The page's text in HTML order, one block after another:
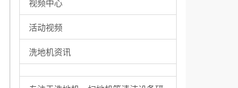
视频中心
活动视频
洗地机资讯